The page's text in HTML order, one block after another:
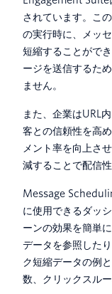
されています。こ
の実行時に、メッ
短縮することがで
ージを送信するた
ません。
また、企業はURL
客との信頼性を高
メント率を向上さ
減することで配信
Message
に使用できるダッ
ーンの効果を簡単
データを参照した
ク短縮データの例
数、クリックスル